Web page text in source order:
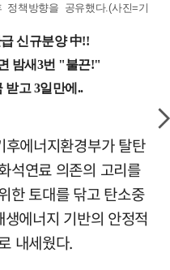
정책방향을 공유했다.(사진=기
에너지환경부가 탈탄
석연료 의존의 고리를
한 토대를 닦고 탄소중
에너지 기반의 안정적
내세웠다.